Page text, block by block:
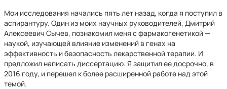
Мои исследования начались пять лет назад, когда я поступил в
аспирантуру. Один из моих научных руководителей, Дмитрий
Алексеевич Сычев, познакомил меня с фармакогенетикой —
наукой, изучающей влияние изменений в генах на
эффективность и безопасность лекарственной терапии. И
предложил написать диссертацию. Я защитил ее досрочно, в
2016 году, и перешел к более расширенной работе над этой
темой.